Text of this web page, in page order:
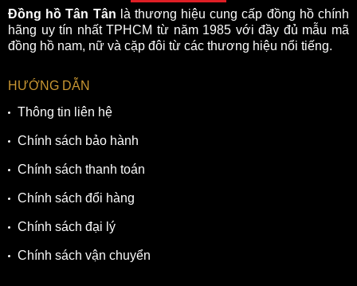
Đồng hồ Tân Tân là thương hiệu cung cấp đồng hồ chính
hãng uy tín nhất TPHCM từ năm 1985 với đầy đủ mẫu mã
đồng hồ nam, nữ và cặp đôi từ các thương hiệu nổi tiếng.
HƯỚNG DẪN
Thông tin liên hệ
Chính sách bảo hành
Chính sách thanh toán
Chính sách đổi hàng
Chính sách đại lý
Chính sách vận chuyển